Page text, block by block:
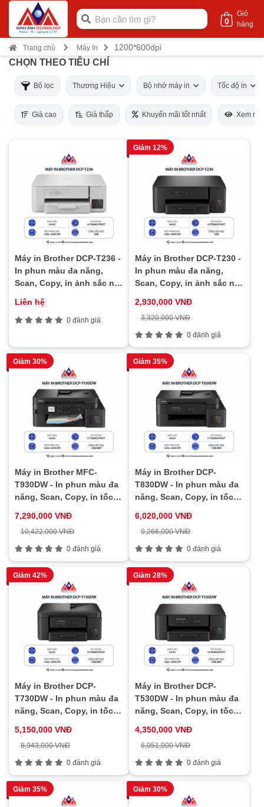
Giỏ
hàng
0
Trang chủ Máy In 1200*600dpi
CHỌN THEO TIÊU CHÍ
Bộ lọc Thương Hiệu Bộ nhớ máy in Tốc độ in
Giá cao Giá thấp Khuyến mãi tốt nhất Xem
Máy in Brother DCP-T236 -
In phun màu đa năng,
Scan, Copy, in ảnh sắc nét
kiệm mực
Liên hệ
0 đánh giá
Giảm 12%
Máy in Brother DCP-T230 -
In phun màu đa năng,
Scan, Copy, in ảnh sắc nét
kiệm mực
2,930,000 VNĐ
3,320,000 VNĐ
0 đánh giá
Giảm 30%
Máy in Brother MFC-
T930DW - In phun màu đa
năng, Scan, Copy, in tốc
kết nối Wifi & cổng USB
7,290,000 VNĐ
10,422,000 VNĐ
0 đánh giá
Giảm 35%
Máy in Brother DCP-
T830DW - In phun màu đa
năng, Scan, Copy, in tốc
kết nối Wifi & cổng USB
6,020,000 VNĐ
9,266,000 VNĐ
0 đánh giá
Giảm 42%
Máy in Brother DCP-
T730DW - In phun màu đa
năng, Scan, Copy, in tốc
kết nối Wifi & cổng USB
5,150,000 VNĐ
8,943,000 VNĐ
0 đánh giá
Giảm 28%
Máy in Brother DCP-
T530DW - In phun màu đa
năng, Scan, Copy, in tốc
kết nối Wifi & cổng USB
4,350,000 VNĐ
6,051,000 VNĐ
0 đánh giá
Giảm 35% Giảm 30%